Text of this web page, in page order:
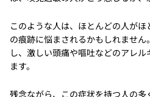
このような人は、ほとんどの人が
の痕跡に悩まされるかもしれませ
し、激しい頭痛や嘔吐などのアレ
ます。
残念ながら、この症状を持つ人の多